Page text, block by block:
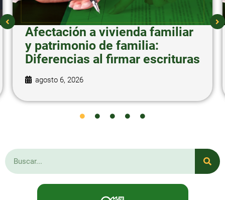
Afectación a vivienda familiar
y patrimonio de familia:
Diferencias al firmar escrituras
agosto 6, 2026